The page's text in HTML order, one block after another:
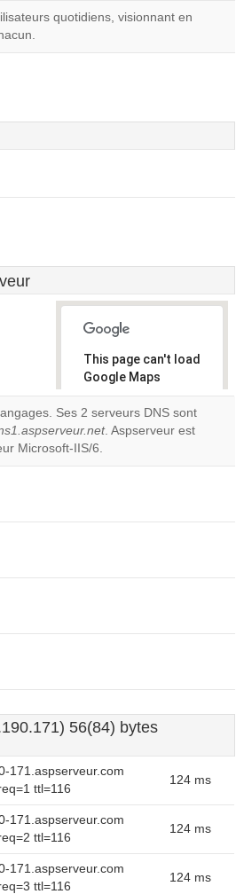
quotidiens, visionnant en
This page can't load
Google Maps
correctly.
Do you
own this
Ses 2 serveurs DNS sont
. Aspserveur est
Microsoft-IIS/6.
56(84) bytes
171.aspserveur.com
ttl=116
124 ms
171.aspserveur.com
ttl=116
124 ms
171.aspserveur.com
ttl=116
124 ms